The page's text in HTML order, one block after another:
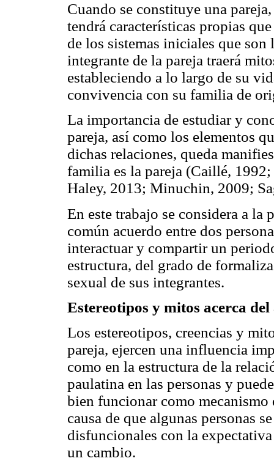
Cuando se constituye una
tendrá características propias
de los sistemas iniciales que
integrante de la pareja traerá
estableciendo a lo largo de su
convivencia con su familia de
La importancia de estudiar y
pareja, así como los elementos
dichas relaciones, queda
familia es la pareja (Caillé,
Haley, 2013; Minuchin, 2009;
En este trabajo se considera a la
común acuerdo entre dos
interactuar y compartir un
estructura, del grado de
sexual de sus integrantes.
Estereotipos y mitos acerca
Los estereotipos, creencias y
pareja, ejercen una influencia
como en la estructura de la
paulatina en las personas y
bien funcionar como mecanismo
causa de que algunas personas
disfuncionales con la
un cambio.